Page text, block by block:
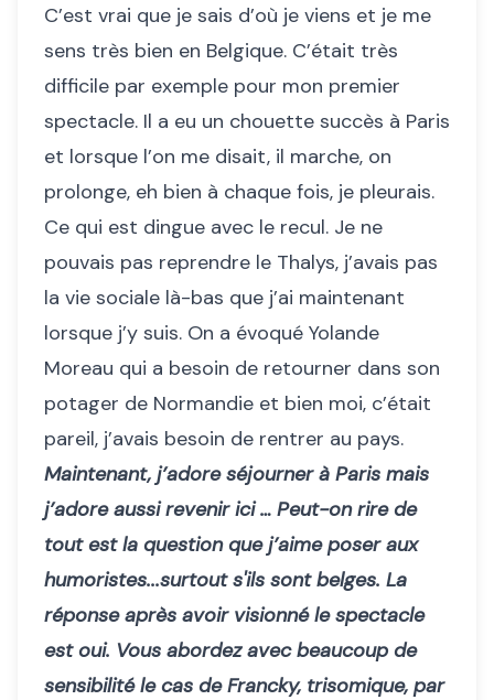
C’est vrai que je sais d’où je viens et je me
sens très bien en Belgique. C’était très
difficile par exemple pour mon premier
spectacle. Il a eu un chouette succès à Paris
et lorsque l’on me disait, il marche, on
prolonge, eh bien à chaque fois, je pleurais.
Ce qui est dingue avec le recul. Je ne
pouvais pas reprendre le Thalys, j’avais pas
la vie sociale là-bas que j’ai maintenant
lorsque j’y suis. On a évoqué Yolande
Moreau qui a besoin de retourner dans son
potager de Normandie et bien moi, c’était
pareil, j’avais besoin de rentrer au pays.
Maintenant, j’adore séjourner à Paris mais
j’adore aussi revenir ici … Peut-on rire de
tout est la question que j’aime poser aux
humoristes...surtout s'ils sont belges. La
réponse après avoir visionné le spectacle
est oui. Vous abordez avec beaucoup de
sensibilité le cas de Francky, trisomique, par